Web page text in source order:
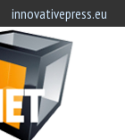
innovativepress.eu